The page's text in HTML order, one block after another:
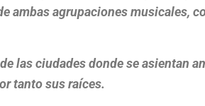
ambas agrupaciones musicales,
las ciudades donde se asientan
tanto sus raíces.